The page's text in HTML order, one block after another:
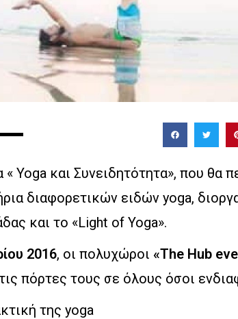
Yoga και Συνειδητότητα», που θα
διαφορετικών ειδών yoga,
και το «Light of Yoga».
2016, οι πολυχώροι «The Hub
πόρτες τους σε όλους όσοι
της yoga